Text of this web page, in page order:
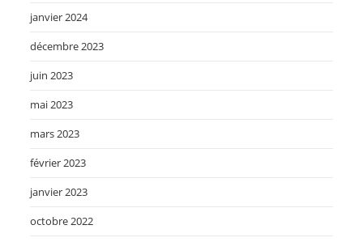
janvier 2024
décembre 2023
juin 2023
mai 2023
mars 2023
février 2023
janvier 2023
octobre 2022